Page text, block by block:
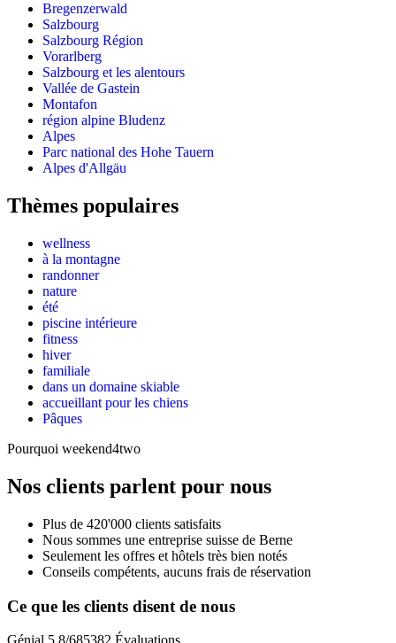
Bregenzerwald
Salzbourg
Salzbourg Région
Vorarlberg
Salzbourg et les alentours
Vallée de Gastein
Montafon
région alpine Bludenz
Alpes
Parc national des Hohe Tauern
Alpes d'Allgäu
Thèmes populaires
wellness
à la montagne
randonner
nature
été
piscine intérieure
fitness
hiver
familiale
dans un domaine skiable
accueillant pour les chiens
Pâques
Pourquoi weekend4two
Nos clients parlent pour nous
Plus de 420'000 clients satisfaits
Nous sommes une entreprise suisse de Berne
Seulement les offres et hôtels très bien notés
Conseils compétents, aucuns frais de réservation
Ce que les clients disent de nous